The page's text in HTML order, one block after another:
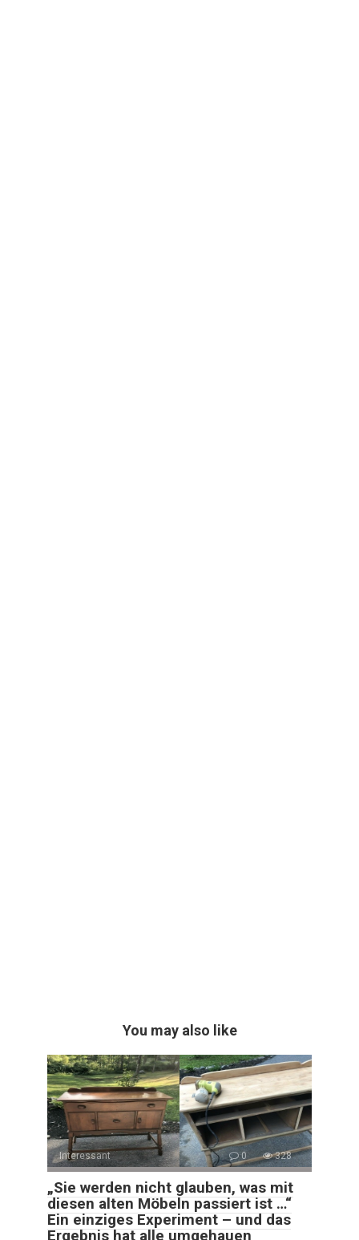
You may also like
Interessant 0 328
„Sie werden nicht glauben, was mit
diesen alten Möbeln passiert ist …“
Ein einziges Experiment – und das
Ergebnis hat alle umgehauen